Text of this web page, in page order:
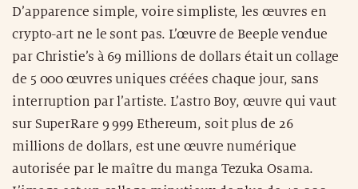
D’apparence simple, voire simpliste, les œuvres en
crypto-art ne le sont pas. L’œuvre de Beeple vendue
par Christie’s à 69 millions de dollars était un collage
de 5 000 œuvres uniques créées chaque jour, sans
interruption par l’artiste. L’astro Boy, œuvre qui vaut
sur SuperRare 9 999 Ethereum, soit plus de 26
millions de dollars, est une œuvre numérique
autorisée par le maître du manga Tezuka Osama.